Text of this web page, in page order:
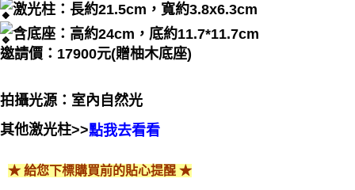
激光柱：長約21.5cm，寬約3.8x6.3cm
含底座：高約24cm，底約11.7*11.7cm
邀請價：17900元(贈柚木底座)
拍攝光源：室內自然光
其他激光柱>>點我去看看
★ 給您下標購買前的貼心提醒 ★